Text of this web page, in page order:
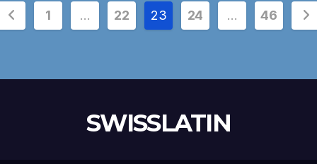
1 … 22 23 24 … 46
SWISSLATIN